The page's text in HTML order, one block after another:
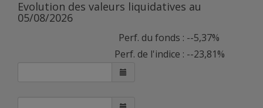
Evolution des valeurs liquidatives au
05/08/2026
Perf. du fonds : --5,37%
Perf. de l'indice : --23,81%